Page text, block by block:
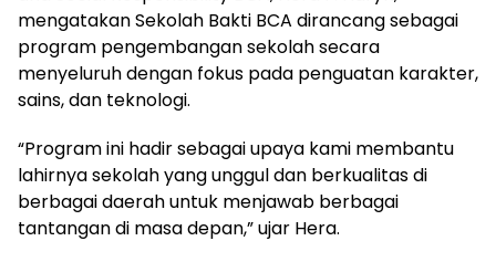
mengatakan Sekolah Bakti BCA dirancang sebagai
program pengembangan sekolah secara
menyeluruh dengan fokus pada penguatan karakter,
sains, dan teknologi.
“Program ini hadir sebagai upaya kami membantu
lahirnya sekolah yang unggul dan berkualitas di
berbagai daerah untuk menjawab berbagai
tantangan di masa depan,” ujar Hera.